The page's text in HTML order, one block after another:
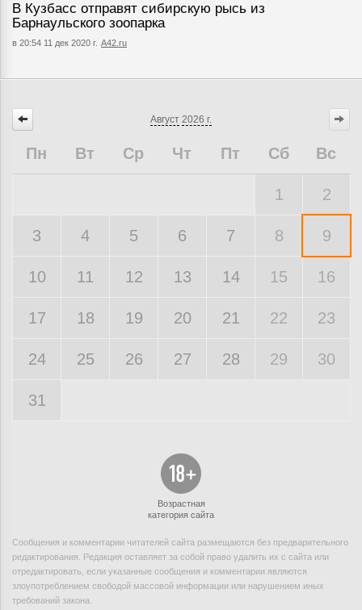
В Кузбасс отправят сибирскую рысь из
Барнаульского зоопарка
в 20:54 11 дек 2020 г. А42.ru
Август 2026 г.
Пн Вт Ср Чт Пт Сб Вс
1 2
3 4 5 6 7 8 9
10 11 12 13 14 15 16
17 18 19 20 21 22 23
24 25 26 27 28 29 30
31
Возрастная
категория сайта
Сообщения и комментарии читателей сайта размещаются без предварительного
редактирования. Редакция оставляет за собой право удалить их с сайта или
отредактировать, если указанные сообщения и комментарии являются
злоупотреблением свободой массовой информации или нарушением иных
требований закона.